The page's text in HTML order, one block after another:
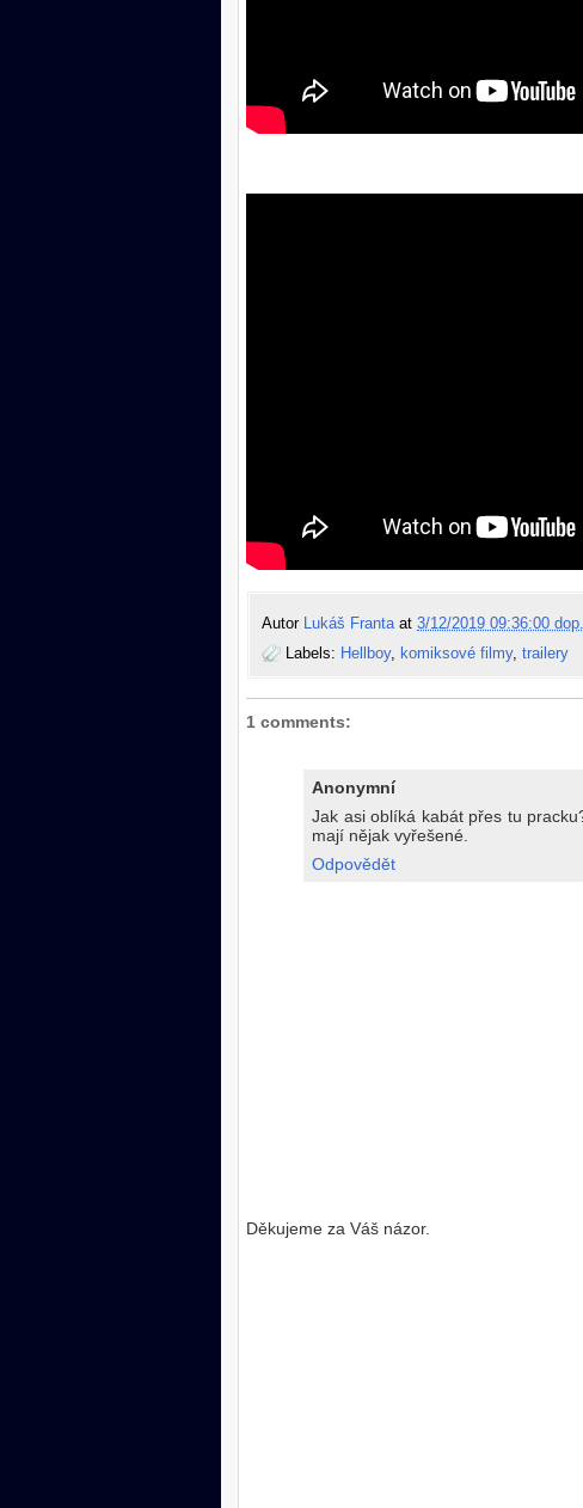
Autor Lukáš Franta at 3/12/2019 09:36:00 dop.
Labels: Hellboy, komiksové filmy, trailery
1 comments:
Anonymní
Jak asi oblíká kabát přes tu
mají nějak vyřešené.
Odpovědět
Děkujeme za Váš názor.